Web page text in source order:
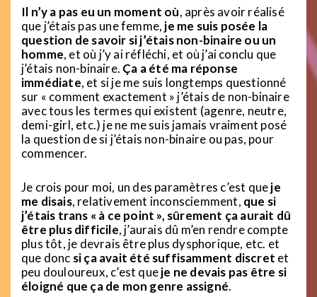
Il n’y a pas eu un moment où, après avoir réalisé
que j’étais pas une femme, je me suis posée la
question de savoir si j’étais non-binaire ou un
homme, et où j’y ai réfléchi, et où j’ai conclu que
j’étais non-binaire. Ça a été ma réponse
immédiate, et si je me suis longtemps questionné
sur « comment exactement » j’étais de non-binaire
avec tous les termes qui existent (agenre, neutre,
demi-girl, etc.) je ne me suis jamais vraiment posé
la question de si j’étais non-binaire ou pas, pour
commencer.
Je crois pour moi, un des paramètres c’est queje
me disais, relativement inconsciemment, que si
j’étais trans « à ce point », sûrement ça aurait dû
être plus difficile, j’aurais dû m’en rendre compte
plus tôt, je devrais être plus dysphorique, etc. et
que donc si ça avait été suffisamment discret et
peu douloureux, c’est queje ne devais pas être si
éloigné que ça de mon genre assigné.